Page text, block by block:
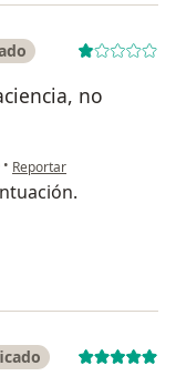
no
• en opinión del usuario
Reportar